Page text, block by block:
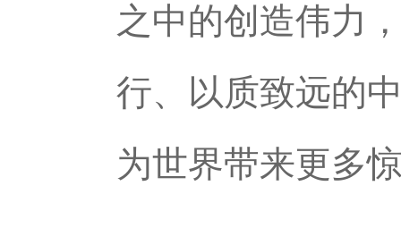
之中的创造伟力
行、以质致远的
为世界带来更多